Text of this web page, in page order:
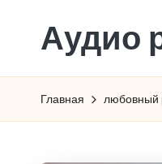
ПерейтиАудио
Главная любовный